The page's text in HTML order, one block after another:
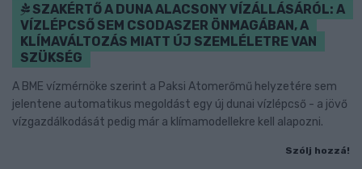
SZAKÉRTŐ A DUNA ALACSONY VÍZÁLLÁSÁRÓL: A
VÍZLÉPCSŐ SEM CSODASZER ÖNMAGÁBAN, A
KLÍMAVÁLTOZÁS MIATT ÚJ SZEMLÉLETRE VAN
SZÜKSÉG
A BME vízmérnöke szerint a Paksi Atomerőmű helyzetére sem
jelentene automatikus megoldást egy új dunai vízlépcső - a jövő
vízgazdálkodását pedig már a klímamodellekre kell alapozni.
Szólj hozzá!